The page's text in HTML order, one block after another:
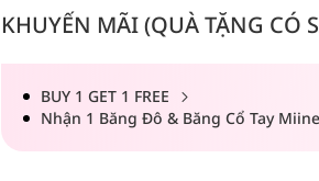
KHUYẾN MÃI (QUÀ TẶNG CÓ
BUY 1 GET 1 FREE
Nhận 1 Băng Đô & Băng Cổ Tay